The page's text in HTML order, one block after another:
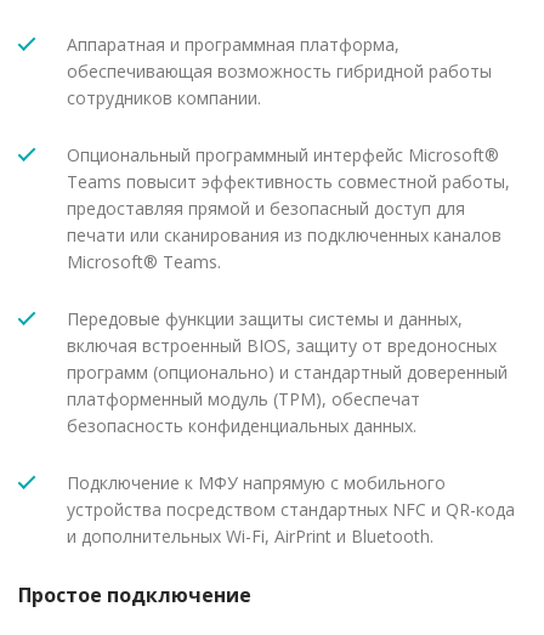
Аппаратная и программная платформа,
обеспечивающая возможность гибридной работы
сотрудников компании.
Опциональный программный интерфейс Microsoft®
Teams повысит эффективность совместной работы,
предоставляя прямой и безопасный доступ для
печати или сканирования из подключенных каналов
Microsoft® Teams.
Передовые функции защиты системы и данных,
включая встроенный BIOS, защиту от вредоносных
программ (опционально) и стандартный доверенный
платформенный модуль (TPM), обеспечат
безопасность конфиденциальных данных.
Подключение к МФУ напрямую с мобильного
устройства посредством стандартных NFC и QR-кода
и дополнительных Wi-Fi, AirPrint и Bluetooth.
Простое подключение